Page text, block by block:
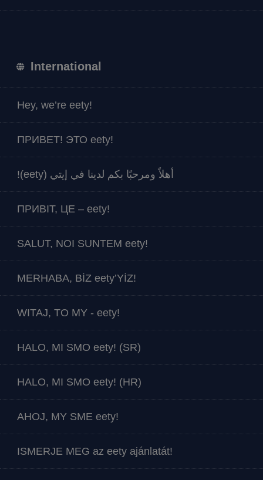
International
Hey, we’re eety!
ПРИВЕТ! ЭТО eety!
أهلاً ومرحبًا بكم لدينا في إيتي (eety)!
ПРИВІТ, ЦЕ – eety!
SALUT, NOI SUNTEM eety!
MERHABA, BİZ eety’YİZ!
WITAJ, TO MY - eety!
HALO, MI SMO eety! (SR)
HALO, MI SMO eety! (HR)
AHOJ, MY SME eety!
ISMERJE MEG az eety ajánlatát!